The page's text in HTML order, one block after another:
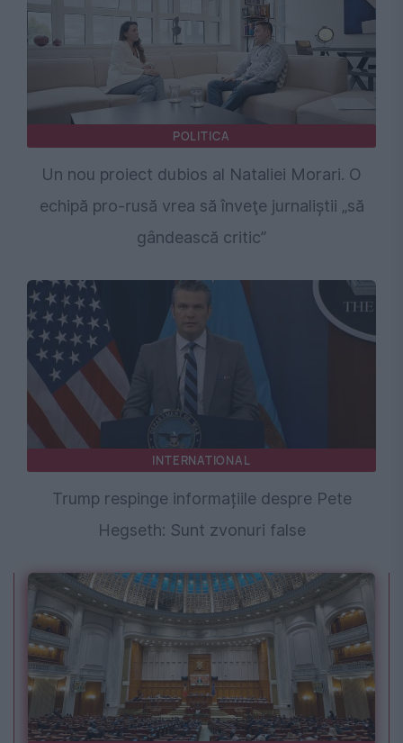
POLITICA
Un nou proiect dubios al Nataliei Morari. O
echipă pro-rusă vrea să înveţe jurnaliştii „să
gândească critic”
INTERNATIONAL
Trump respinge informațiile despre Pete
Hegseth: Sunt zvonuri false